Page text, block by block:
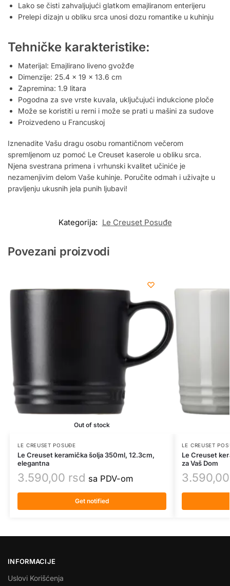
Lako se čisti zahvaljujući glatkom emajliranom enterijeru
Prelepi dizajn u obliku srca unosi dozu romantike u kuhinju
Tehničke karakteristike:
Materijal: Emajlirano liveno gvožđe
Dimenzije: 25.4 x 19 x 13.6 cm
Zapremina: 1.9 litara
Pogodna za sve vrste kuvala, uključujući indukcione ploče
Može se koristiti u rerni i može se prati u mašini za sudove
Proizvedeno u Francuskoj
Iznenadite Vašu dragu osobu romantičnom večerom
spremljenom uz pomoć Le Creuset kaserole u obliku srca.
Njena svestrana primena i vrhunski kvalitet učiniće je
nezamenjivim delom Vaše kuhinje. Poručite odmah i uživajte u
pravljenju ukusnih jela punih ljubavi!
Kategorija: Le Creuset Posuđe
Povezani proizvodi
Out of stock
LE CREUSET POSUĐE
Le Creuset keramička šolja 350ml, 12.3cm,
elegantna
3.590,00 rsd sa PDV-om
Get notified
LE CREUSET
Le Creuset
za Vaš Dom
INFORMACIJE
Uslovi Korišćenja